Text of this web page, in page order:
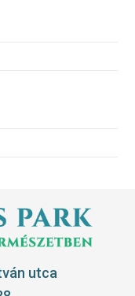
utca